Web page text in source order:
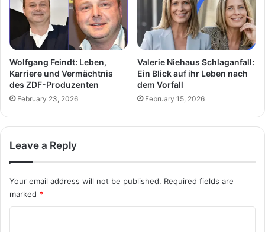
Wolfgang Feindt: Leben,
Karriere und Vermächtnis
des ZDF-Produzenten
February 23, 2026
Valerie Niehaus Schlaganfall:
Ein Blick auf ihr Leben nach
dem Vorfall
February 15, 2026
Leave a Reply
Your email address will not be published. Required fields are
marked *